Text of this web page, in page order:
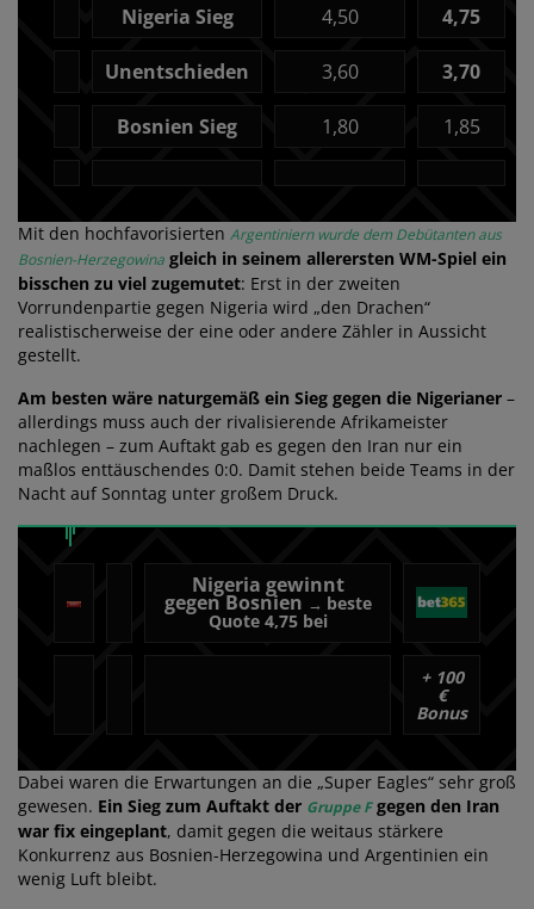
Nigeria Sieg 4,50 4,75
Unentschieden 3,60 3,70
Bosnien Sieg 1,80 1,85
Mit den hochfavorisierten Argentiniern wurde dem Debütanten aus
Bosnien-Herzegowina gleich in seinem allerersten WM-Spiel ein
bisschen zu viel zugemutet: Erst in der zweiten
Vorrundenpartie gegen Nigeria wird „den Drachen“
realistischerweise der eine oder andere Zähler in Aussicht
gestellt.
Am besten wäre naturgemäß ein Sieg gegen die Nigerianer –
allerdings muss auch der rivalisierende Afrikameister
nachlegen – zum Auftakt gab es gegen den Iran nur ein
maßlos enttäuschendes 0:0. Damit stehen beide Teams in der
Nacht auf Sonntag unter großem Druck.
Nigeria gewinnt
gegen Bosnien → beste
Quote 4,75 bei
+ 100
€
Bonus
Dabei waren die Erwartungen an die „Super Eagles“ sehr groß
gewesen. Ein Sieg zum Auftakt der Gruppe Fgegen den Iran
war fix eingeplant, damit gegen die weitaus stärkere
Konkurrenz aus Bosnien-Herzegowina und Argentinien ein
wenig Luft bleibt.